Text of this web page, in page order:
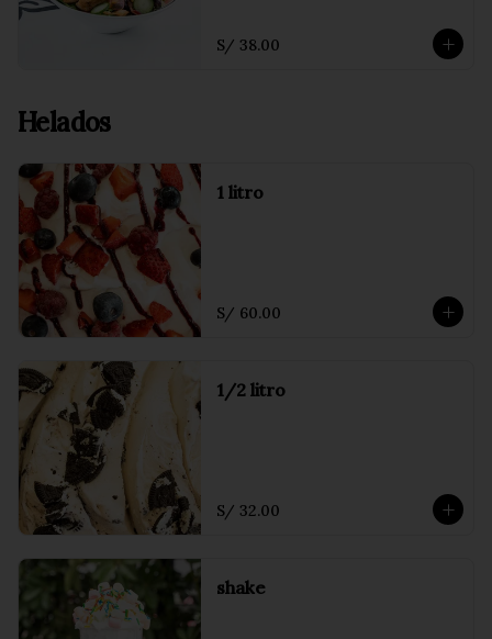
salsa honey mustard.
S/ 38.00
Helados
1 litro
S/ 60.00
1/2 litro
S/ 32.00
shake